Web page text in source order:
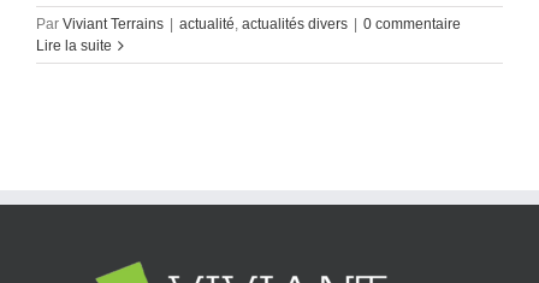
Par Viviant Terrains actualité, actualités divers
0 commentaire
Lire la suite